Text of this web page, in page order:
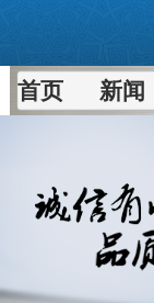
首页 新闻